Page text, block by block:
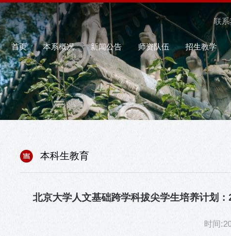
联
首页 本系概况 新闻公告 师资队伍 招生教学
本科生教育
北京大学人文基础跨学科拔尖学生培养计划
时间